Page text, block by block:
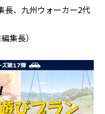
長、九州ウォーカー2代
集長）